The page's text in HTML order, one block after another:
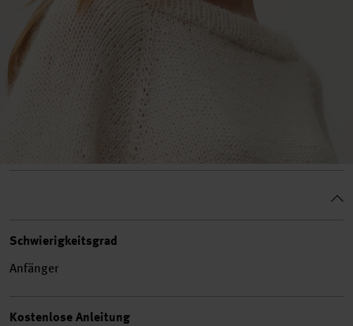
Schwierigkeitsgrad
Anfänger
Kostenlose Anleitung